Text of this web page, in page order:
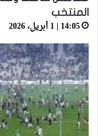
المنتخب
14:05 | 1 أبريل، 2026